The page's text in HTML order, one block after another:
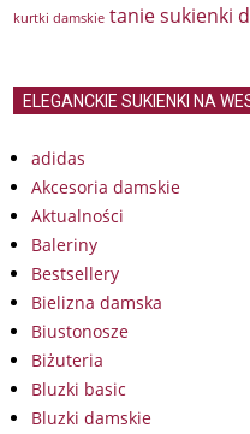
kurtki damskie tanie sukienki
ELEGANCKIE SUKIENKI NA
adidas
Akcesoria damskie
Aktualności
Baleriny
Bestsellery
Bielizna damska
Biustonosze
Biżuteria
Bluzki basic
Bluzki damskie